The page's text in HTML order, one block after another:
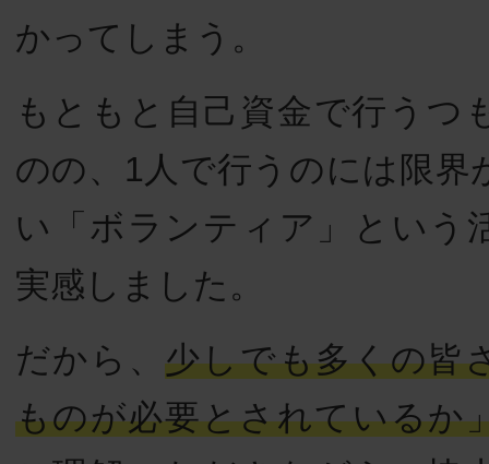
かってしまう。
もともと自己資金で行うつ
のの、1人で行うのには限界
い「ボランティア」という
実感しました。
だから、少しでも多くの皆
ものが必要とされているか